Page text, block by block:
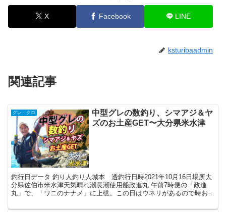
X Facebook LINE
ksturibaadmin
関連記事
グレ・クロ
中型グレの数釣り、シマアジ＆ヤ
ズのお土産GET〜大分県米水津
釣行日データ 釣り人釣り人城本 透釣行日時2021年10月16日場所大
分県佐伯市米水津天気晴れ潮長潮使用船政進丸 午前7時便の「政進
丸」で、「ワニのナナメ」に上礁。この日はウネリがあるので時お